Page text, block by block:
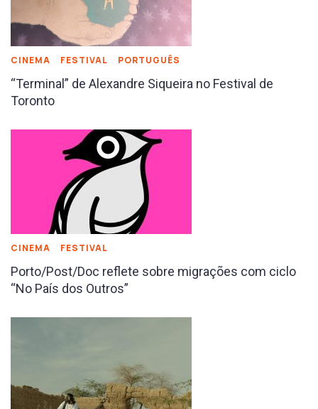
CINEMA FESTIVAL PORTUGUÊS
“Terminal” de Alexandre Siqueira no Festival de
Toronto
CINEMA FESTIVAL
Porto/Post/Doc reflete sobre migrações com ciclo
“No País dos Outros”